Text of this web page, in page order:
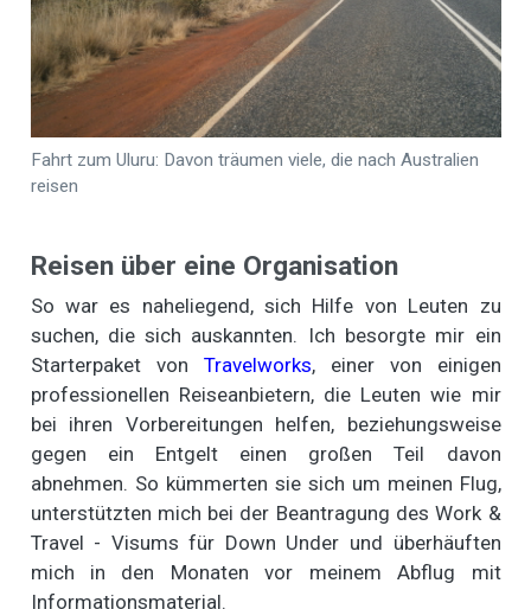
Fahrt zum Uluru: Davon träumen viele, die nach Australien
reisen
Reisen über eine Organisation
So war es naheliegend, sich Hilfe von Leuten zu
suchen, die sich auskannten. Ich besorgte mir ein
Starterpaket von Travelworks, einer von einigen
professionellen Reiseanbietern, die Leuten wie mir
bei ihren Vorbereitungen helfen, beziehungsweise
gegen ein Entgelt einen großen Teil davon
abnehmen. So kümmerten sie sich um meinen Flug,
unterstützten mich bei der Beantragung des Work &
Travel - Visums für Down Under und überhäuften
mich in den Monaten vor meinem Abflug mit
Informationsmaterial.